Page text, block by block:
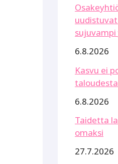
6.8.2026
Kasvu ei
6.8.2026
Taidetta
omaksi
27.7.2026